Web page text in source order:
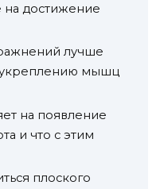
на достижение
лучше
укреплению мышц
на появление
и что с этим
плоского